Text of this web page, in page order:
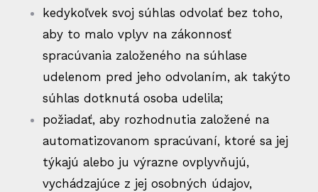
kedykoľvek svoj súhlas odvolať bez toho,
aby to malo vplyv na zákonnosť
spracúvania založeného na súhlase
udelenom pred jeho odvolaním, ak takýto
súhlas dotknutá osoba udelila;
požiadať, aby rozhodnutia založené na
automatizovanom spracúvaní, ktoré sa jej
týkajú alebo ju výrazne ovplyvňujú,
vychádzajúce z jej osobných údajov,